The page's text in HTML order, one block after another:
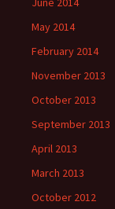
May 2014
February 2014
November 2013
October 2013
September 2013
April 2013
March 2013
October 2012